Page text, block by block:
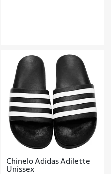
Chinelo Adidas Adilette
Unissex